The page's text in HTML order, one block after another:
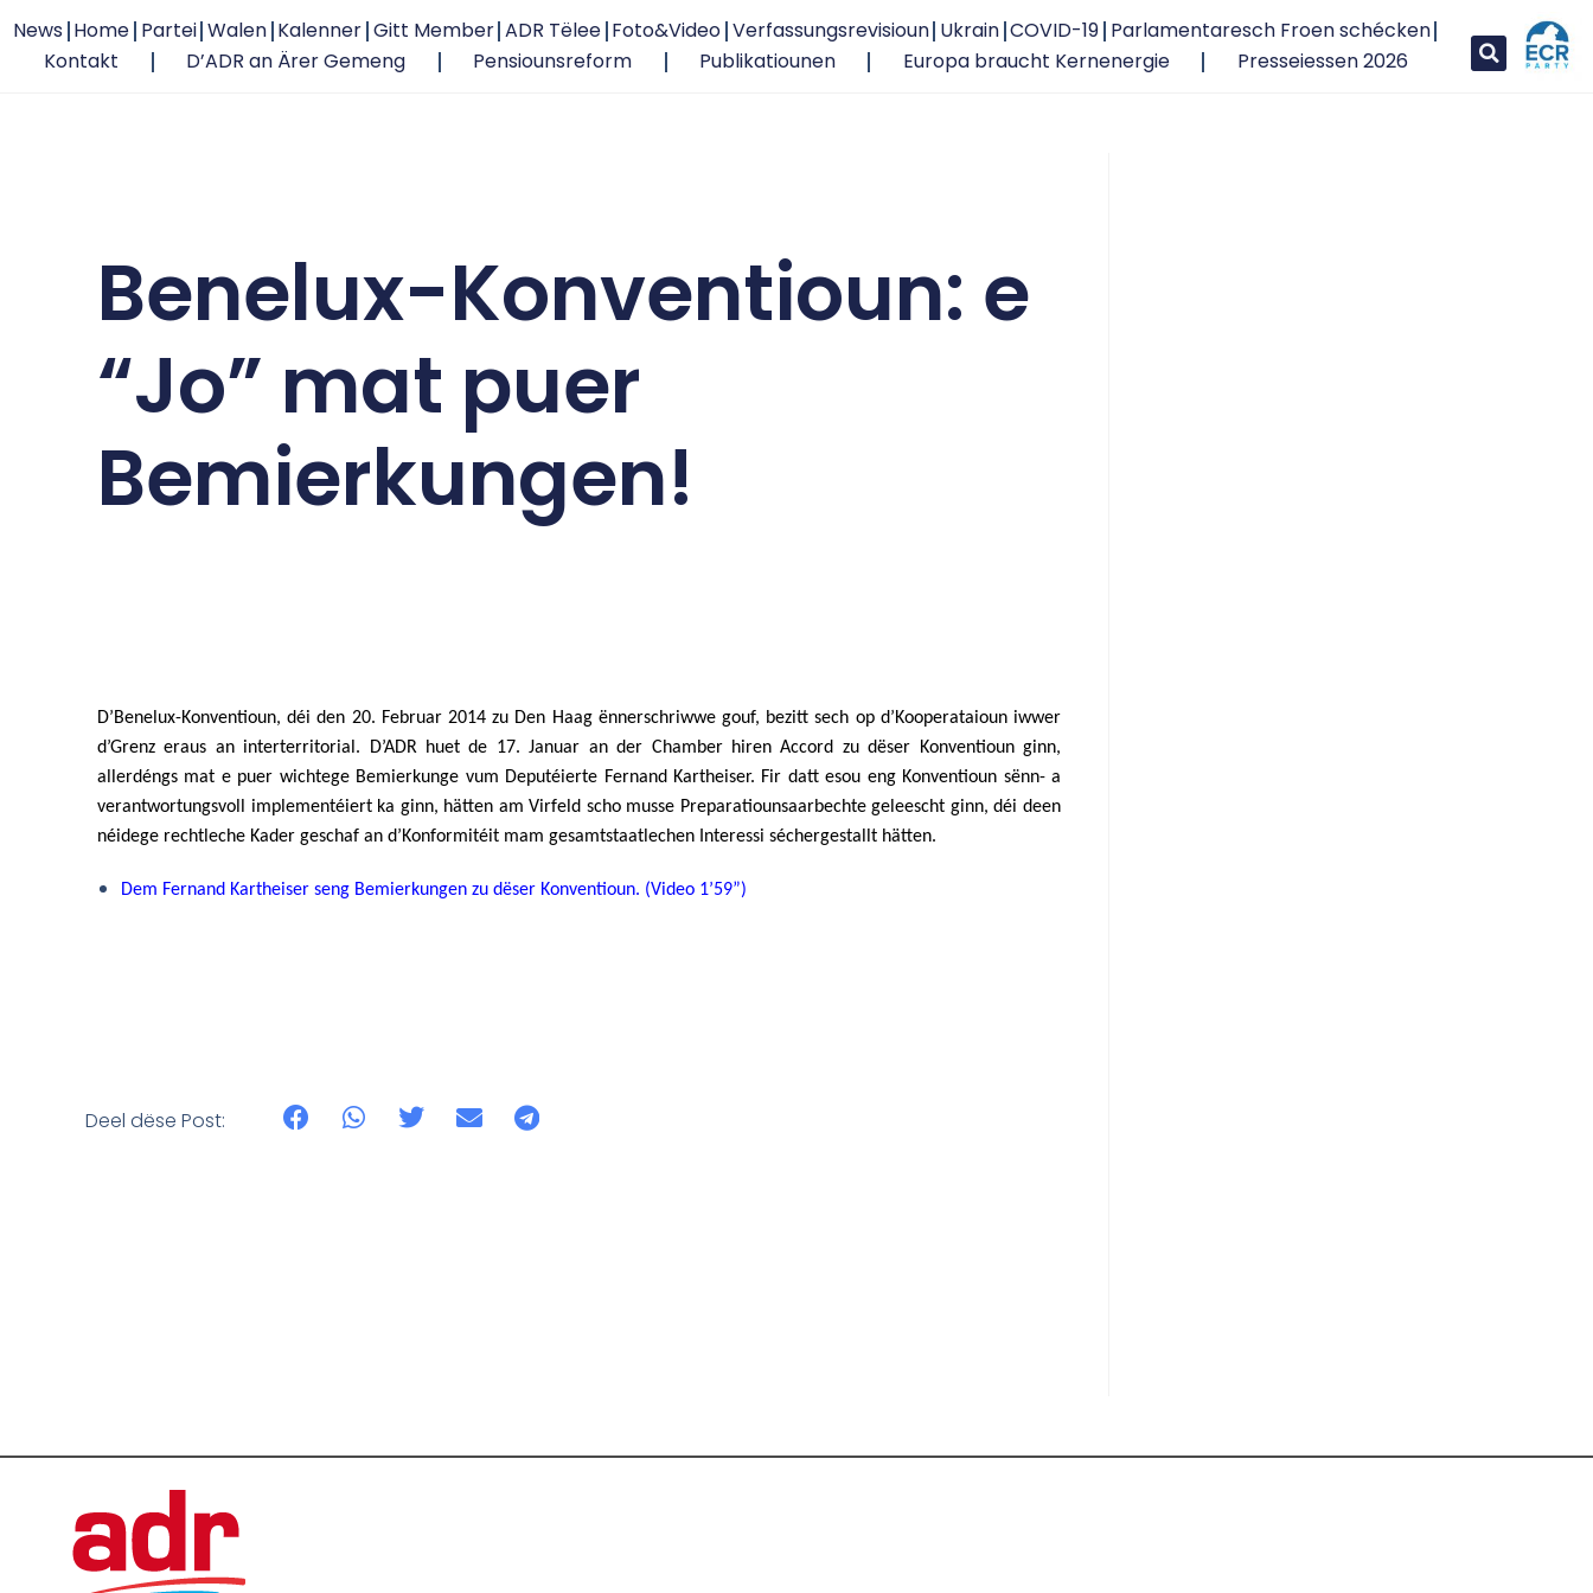
News Home Partei Walen Kalenner Gitt Member ADR Tëlee Foto&Video Verfassungsrevisioun Ukrain COVID-19 Parlamentaresch Froen schécken
Kontakt
D’ADR an Ärer Gemeng Pensiounsreform Publikatiounen Europa braucht Kernenergie Presseiessen 2026
Benelux-Konventioun: e
“Jo” mat puer
Bemierkungen!
D’Benelux-Konventioun, déi den 20. Februar 2014 zu Den Haag ënnerschriwwe gouf, bezitt sech op d’Kooperataioun iwwer
d’Grenz eraus an interterritorial. D’ADR huet de 17. Januar an der Chamber hiren Accord zu dëser Konventioun ginn,
allerdéngs mat e puer wichtege Bemierkunge vum Deputéierte Fernand Kartheiser. Fir datt esou eng Konventioun sënn- a
verantwortungsvoll implementéiert ka ginn, hätten am Virfeld scho musse Preparatiounsaarbechte geleescht ginn, déi deen
néidege rechtleche Kader geschaf an d’Konformitéit mam gesamtstaatlechen Interessi séchergestallt hätten.
Dem Fernand Kartheiser seng Bemierkungen zu dëser Konventioun. (Video 1’59”)
Deel dëse Post: